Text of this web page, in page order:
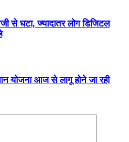
से घटा, ज्यादातर लोग डिजिटल
योजना आज से लागू होने जा रही